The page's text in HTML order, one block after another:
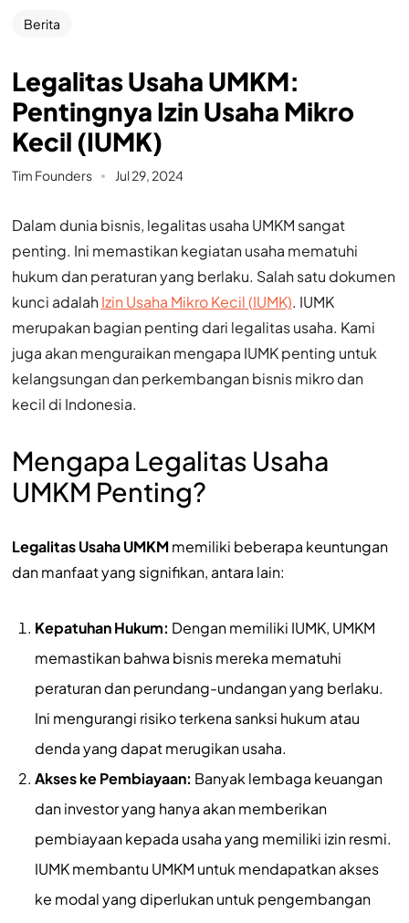
Berita
Legalitas Usaha UMKM:
Pentingnya Izin Usaha Mikro
Kecil (IUMK)
Tim Founders Jul 29, 2024
Dalam dunia bisnis, legalitas usaha UMKM sangat
penting. Ini memastikan kegiatan usaha mematuhi
hukum dan peraturan yang berlaku. Salah satu dokumen
kunci adalahIzin Usaha Mikro Kecil (IUMK). IUMK
merupakan bagian penting dari legalitas usaha. Kami
juga akan menguraikan mengapa IUMK penting untuk
kelangsungan dan perkembangan bisnis mikro dan
kecil di Indonesia.
Mengapa Legalitas Usaha
UMKM Penting?
Legalitas Usaha UMKMmemiliki beberapa keuntungan
dan manfaat yang signifikan, antara lain:
Kepatuhan Hukum: Dengan memiliki IUMK, UMKM
memastikan bahwa bisnis mereka mematuhi
peraturan dan perundang-undangan yang berlaku.
Ini mengurangi risiko terkena sanksi hukum atau
denda yang dapat merugikan usaha.
Akses ke Pembiayaan: Banyak lembaga keuangan
dan investor yang hanya akan memberikan
pembiayaan kepada usaha yang memiliki izin resmi.
IUMK membantu UMKM untuk mendapatkan akses
ke modal yang diperlukan untuk pengembangan